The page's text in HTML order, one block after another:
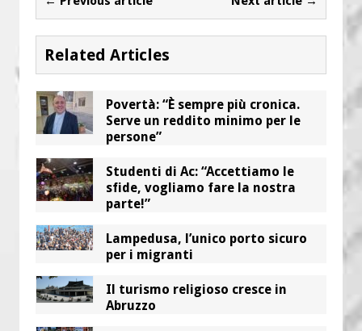
Related Articles
Povertà: “È sempre più cronica.
Serve un reddito minimo per le
persone”
Studenti di Ac: “Accettiamo le
sfide, vogliamo fare la nostra
parte!”
Lampedusa, l’unico porto sicuro
per i migranti
Il turismo religioso cresce in
Abruzzo